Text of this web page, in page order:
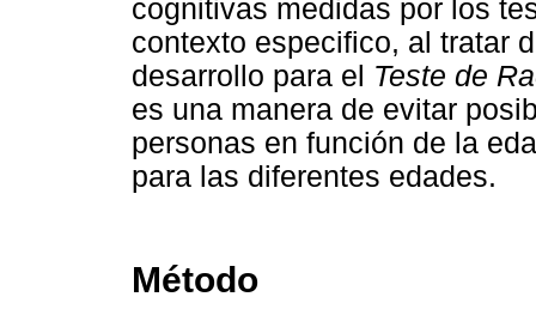
cognitivas medidas por los
contexto especifico, al tratar
desarrollo para el Teste de
es una manera de evitar
personas en función de la
para las diferentes edades.
Método